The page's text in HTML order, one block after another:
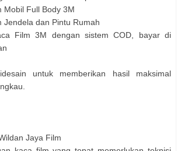
Mobil Full Body 3M
Jendela dan Pintu Rumah
Film 3M dengan sistem COD, bayar di
untuk memberikan hasil maksimal
Jaya Film